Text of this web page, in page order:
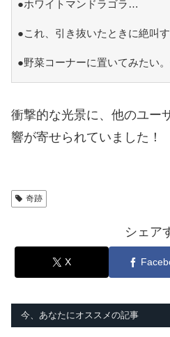
●ホワイトマンドラゴラ…
●これ、引き抜いたときに絶叫
●野菜コーナーに置いてみたい
衝撃的な光景に、他のユー
響が寄せられていました！
奇跡
シェア
X
今、あなたにオススメの記事